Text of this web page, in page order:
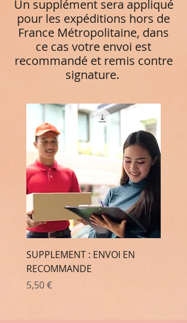
Un supplément sera appliqué
pour les expéditions hors de
France Métropolitaine, dans
ce cas votre envoi est
recommandé et remis contre
signature.
SUPPLEMENT : ENVOI EN
RECOMMANDE
Prix
5,50 €